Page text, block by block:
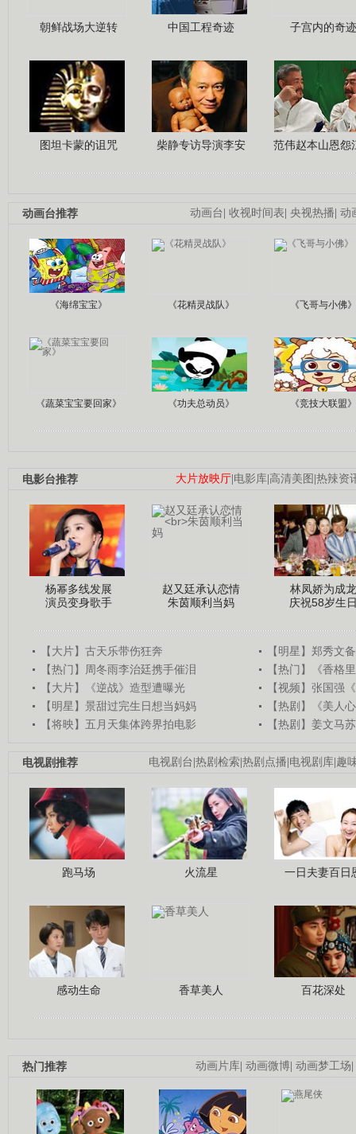
朝鲜战场大逆转 中国工程奇迹 子宫内的奇迹
图坦卡蒙的诅咒 柴静专访导演李安 范伟赵本山恩怨
动画台| 收视时间表| 央视热播| 动
动画台推荐
《海绵宝宝》 《花精灵战队》 《飞哥与小佛》
《蔬菜宝宝要回家》 《功夫总动员》 《竞技大联盟》
大片放映厅|电影库|高清美图 |热辣资
电影台推荐
杨幂多线发展
演员变身歌手
赵又廷承认恋情
朱茵顺利当妈
林凤娇为成龙
庆祝58岁生
【大片】古天乐带伤狂奔
【明星】郑秀文
【热门】周冬雨李治廷携手催泪
【热门】《香格
【大片】《逆战》造型遭曝光
【视频】张国强
【明星】景甜过完生日想当妈妈
【热剧】《美人
【将映】五月天集体跨界拍电影
【热剧】姜文马
电视剧台|热剧检索|热剧点播|电视剧库|趣
电视剧推荐
跑马场 火流星 一日夫妻百日
感动生命 香草美人 百花深处
动画片库| 动画微博| 动画梦工场|
热门推荐